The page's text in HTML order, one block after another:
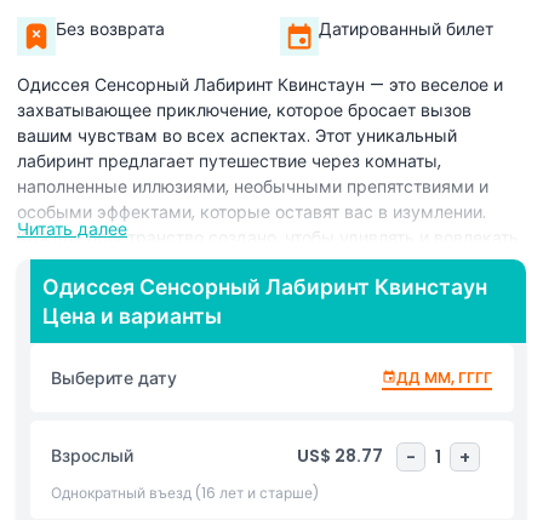
Без возврата Датированный билет
Одиссея Сенсорный Лабиринт Квинстаун — это веселое и
захватывающее приключение, которое бросает вызов
вашим чувствам во всех аспектах. Этот уникальный
лабиринт предлагает путешествие через комнаты,
наполненные иллюзиями, необычными препятствиями и
особыми эффектами, которые оставят вас в изумлении.
Каждое пространство создано, чтобы удивлять и вовлекать
вас: яркие огни, захватывающие звуки и интерактивные
элементы создают незабываемое впечатление.
Расположенный в самом сердце Квинстауна, Одиссея
Сенсорный Лабиринт — обязательное место для посещения
для тех, кто ищет семейные развлечения или уникальное
времяпрепровождение с друзьями. Это идеальный способ
самых популярных направлений Новой Зеландии.
Читать далее
Одиссея Сенсорный Лабиринт Квинстаун
Цена и варианты
Выберите дату ДД ММ, ГГГГ
Взрослый US$ 28.77 - 1 +
Однократный въезд (16 лет и старше)